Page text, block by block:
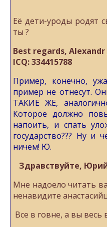
Её дети-уроды родят
ты ?
Best regards, Alexandr
ICQ: 334415788
Пример, конечно,
пример не отнесут.
ТАКИЕ ЖЕ,
Которое должно
напоить, и спать
государство??? Ну
ничем! Ю.
Здравствуйте,
Мне надоело читать
ненавидите
Все в говне, а вы весь